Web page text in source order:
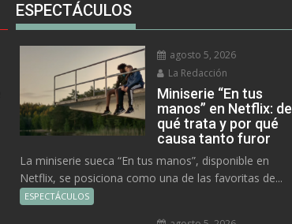
ESPECTÁCULOS
agosto 5, 2026
La Redacción
Miniserie “En tus
manos” en Netflix: de
qué trata y por qué
causa tanto furor
La miniserie sueca “En tus manos”, disponible en
Netflix, se posiciona como una de las favoritas de...
ESPECTÁCULOS